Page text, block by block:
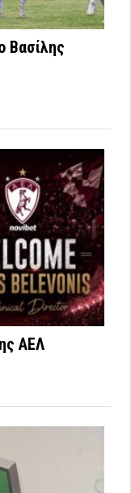
Βασίλης
ΑΕΛ